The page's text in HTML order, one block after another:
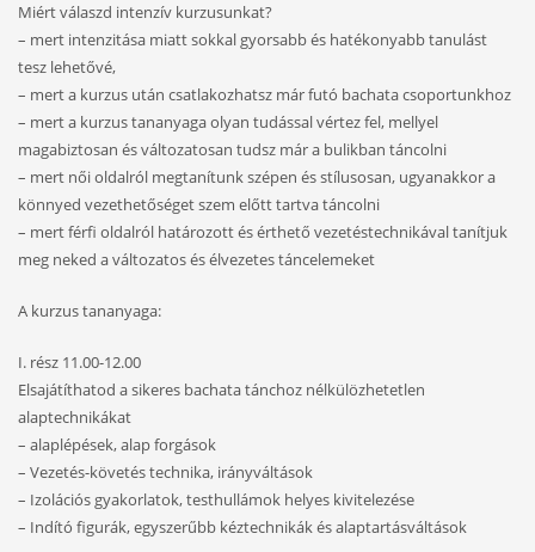
Miért válaszd intenzív kurzusunkat?
– mert intenzitása miatt sokkal gyorsabb és hatékonyabb tanulást
tesz lehetővé,
– mert a kurzus után csatlakozhatsz már futó bachata csoportunkhoz
– mert a kurzus tananyaga olyan tudással vértez fel, mellyel
magabiztosan és változatosan tudsz már a bulikban táncolni
– mert női oldalról megtanítunk szépen és stílusosan, ugyanakkor a
könnyed vezethetőséget szem előtt tartva táncolni
– mert férfi oldalról határozott és érthető vezetéstechnikával tanítjuk
meg neked a változatos és élvezetes táncelemeket
A kurzus tananyaga:
I. rész 11.00-12.00
Elsajátíthatod a sikeres bachata tánchoz nélkülözhetetlen
alaptechnikákat
– alaplépések, alap forgások
– Vezetés-követés technika, irányváltások
– Izolációs gyakorlatok, testhullámok helyes kivitelezése
– Indító figurák, egyszerűbb kéztechnikák és alaptartásváltások